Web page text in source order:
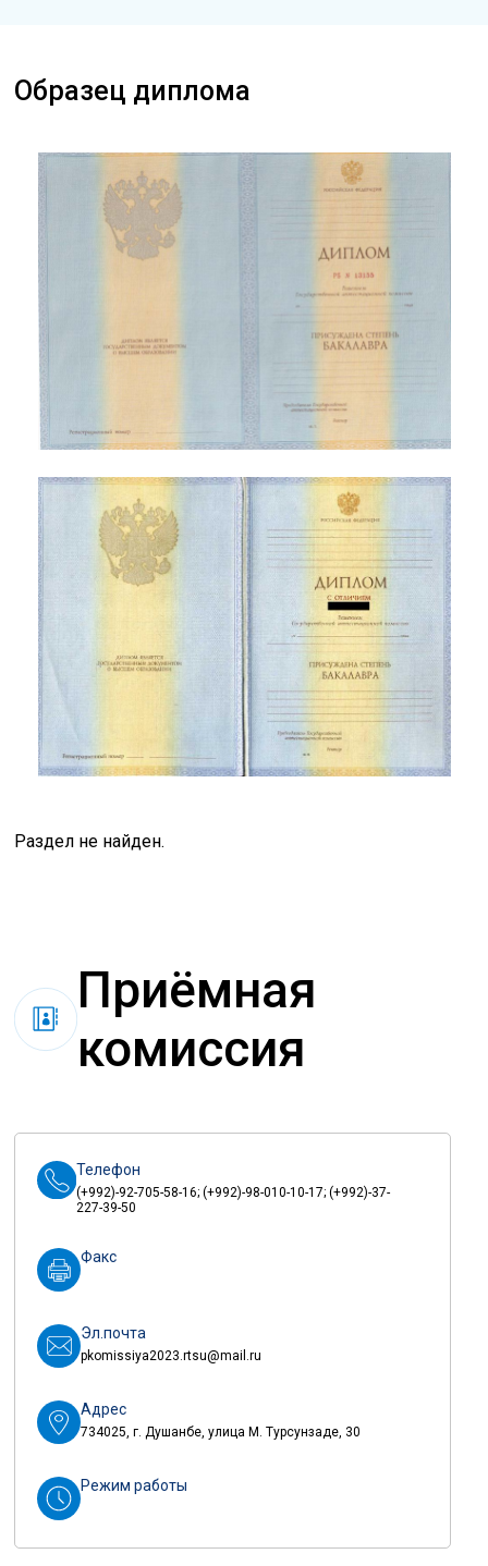
Образец диплома
Раздел не найден.
Приёмная
комиссия
Телефон
(+992)-92-705-58-16; (+992)-98-010-10-17; (+992)-37-
227-39-50
Факс
Эл.почта
pkomissiya2023.rtsu@mail.ru
Адрес
734025, г. Душанбе, улица М. Турсунзаде, 30
Режим работы